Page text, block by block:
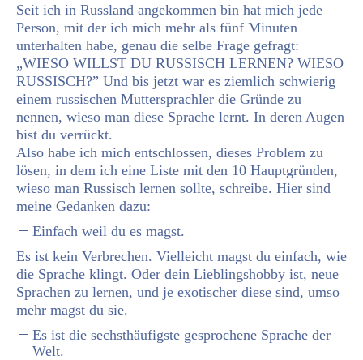
Seit ich in Russland angekommen bin hat mich jede
Person, mit der ich mich mehr als fünf Minuten
unterhalten habe, genau die selbe Frage gefragt:
„WIESO WILLST DU RUSSISCH LERNEN? WIESO
RUSSISCH?” Und bis jetzt war es ziemlich schwierig
einem russischen Muttersprachler die Gründe zu
nennen, wieso man diese Sprache lernt. In deren Augen
bist du verrückt.
Also habe ich mich entschlossen, dieses Problem zu
lösen, in dem ich eine Liste mit den 10 Hauptgründen,
wieso man Russisch lernen sollte, schreibe. Hier sind
meine Gedanken dazu:
Einfach weil du es magst.
Es ist kein Verbrechen. Vielleicht magst du einfach, wie
die Sprache klingt. Oder dein Lieblingshobby ist, neue
Sprachen zu lernen, und je exotischer diese sind, umso
mehr magst du sie.
Es ist die sechsthäufigste gesprochene Sprache der
Welt.